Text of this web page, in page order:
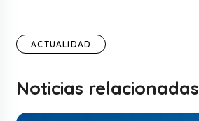
ACTUALIDAD
Noticias relacionadas